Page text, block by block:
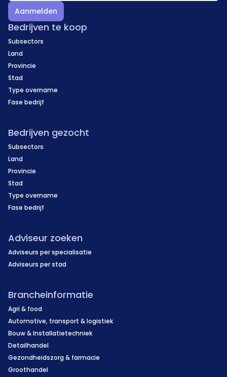
Aanmelden
Bedrijven te koop
Subsectors
Land
Provincie
Stad
Type overname
Fase bedrijf
Bedrijven gezocht
Subsectors
Land
Provincie
Stad
Type overname
Fase bedrijf
Adviseur zoeken
Adviseurs per specialisatie
Adviseurs per stad
Brancheinformatie
Agri & food
Automotive, transport & logistiek
Bouw & Installatietechniek
Detailhandel
Gezondheidszorg & farmacie
Groothandel